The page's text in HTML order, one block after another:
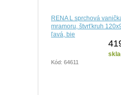
RENA L sprchová
mramoru, štvrťkruh
ľavá, bie
Kód: 64611